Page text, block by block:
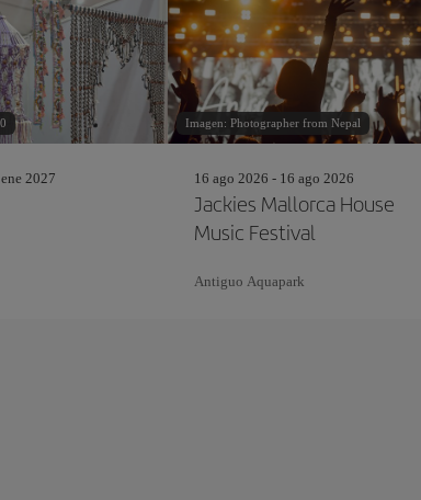
2027
Imagen: Photographer from Nepal
16 ago 2026 - 16 ago 2026
Jackies Mallorca House
Music Festival
Antiguo Aquapark